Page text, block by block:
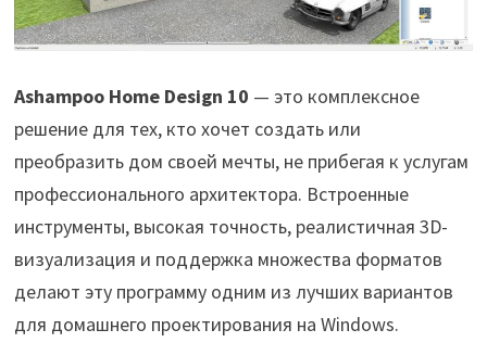
Ashampoo Home Design 10 — это комплексное
решение для тех, кто хочет создать или
преобразить дом своей мечты, не прибегая к услугам
профессионального архитектора. Встроенные
инструменты, высокая точность, реалистичная 3D-
визуализация и поддержка множества форматов
делают эту программу одним из лучших вариантов
для домашнего проектирования на Windows.